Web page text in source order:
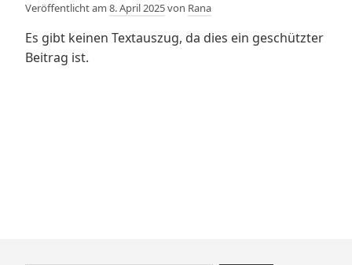
Veröffentlicht am 8. April 2025von Rana
Es gibt keinen Textauszug, da dies ein geschützter
Beitrag ist.